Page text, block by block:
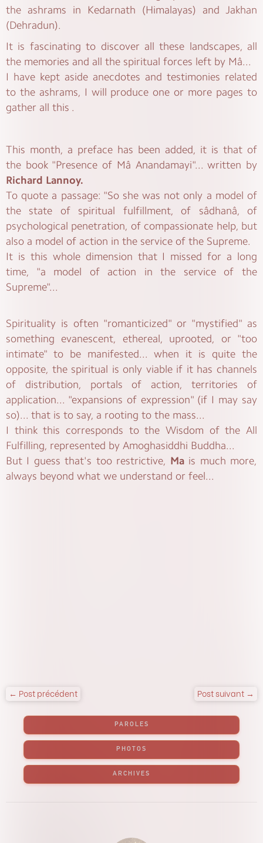
the ashrams in Kedarnath (Himalayas) and Jakhan
(Dehradun).
It is fascinating to discover all these landscapes, all
the memories and all the spiritual forces left by Mâ...
I have kept aside anecdotes and testimonies related
to the ashrams, I will produce one or more pages to
gather all this .
This month, a preface has been added, it is that of
the book "Presence of Mâ Anandamayi"... written by
Richard Lannoy.
To quote a passage: "So she was not only a model of
the state of spiritual fulfillment, of sâdhanâ, of
psychological penetration, of compassionate help, but
also a model of action in the service of the Supreme.
It is this whole dimension that I missed for a long
time, "a model of action in the service of the
Supreme"...
Spirituality is often "romanticized" or "mystified" as
something evanescent, ethereal, uprooted, or "too
intimate" to be manifested... when it is quite the
opposite, the spiritual is only viable if it has channels
of distribution, portals of action, territories of
application... "expansions of expression" (if I may say
so)... that is to say, a rooting to the mass...
I think this corresponds to the Wisdom of the All
Fulfilling, represented by Amoghasiddhi Buddha...
But I guess that's too restrictive, Mais much more,
always beyond what we understand or feel...
← Post précédent Post suivant →
PAROLES
PHOTOS
ARCHIVES